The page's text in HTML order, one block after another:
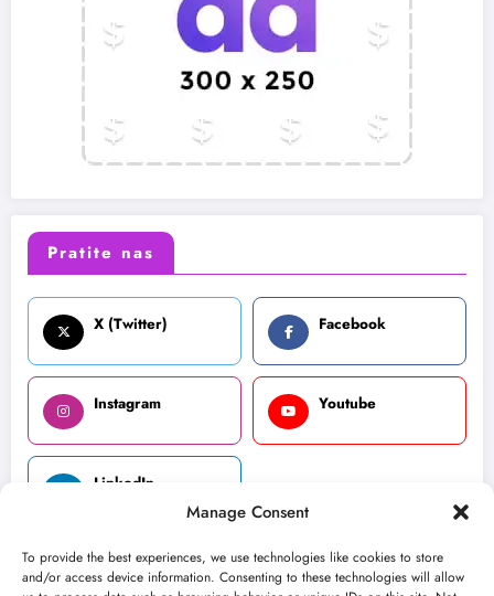
Manage Consent
To provide the best experiences, we use technologies like cookies to store
and/or access device information. Consenting to these technologies will allow
Pratite nas
X (Twitter) Facebook
Instagram Youtube
LinkedIn